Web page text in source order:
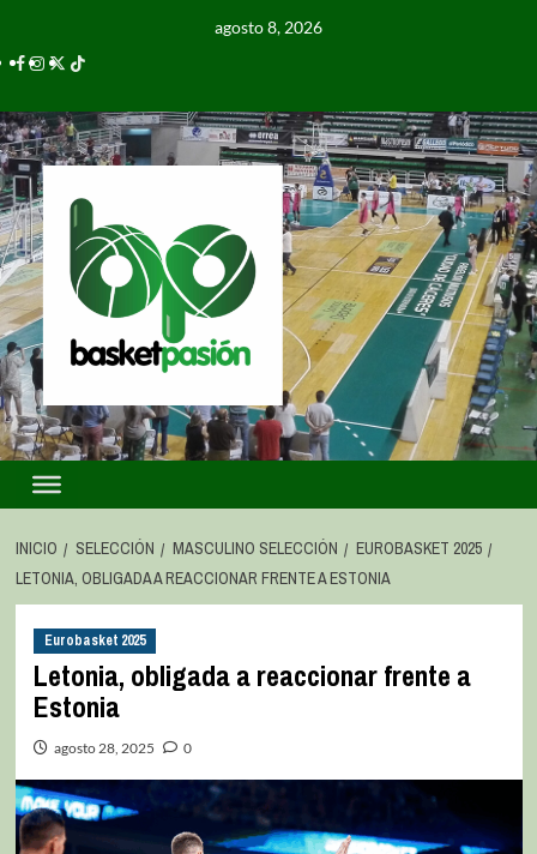
agosto 8, 2026
INICIO SELECCIÓN MASCULINO SELECCIÓN
EUROBASKET 2025
LETONIA, OBLIGADA A REACCIONAR FRENTE A ESTONIA
Eurobasket 2025
Letonia, obligada a reaccionar frente a
Estonia
agosto 28, 2025 0